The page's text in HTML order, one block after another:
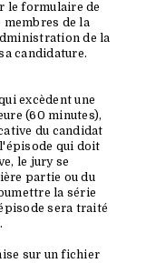
le formulaire de
de la
de la
candidature.
excèdent une
(60 minutes),
du candidat
qui doit
le jury se
partie ou du
la série
sera traité
sur un fichier